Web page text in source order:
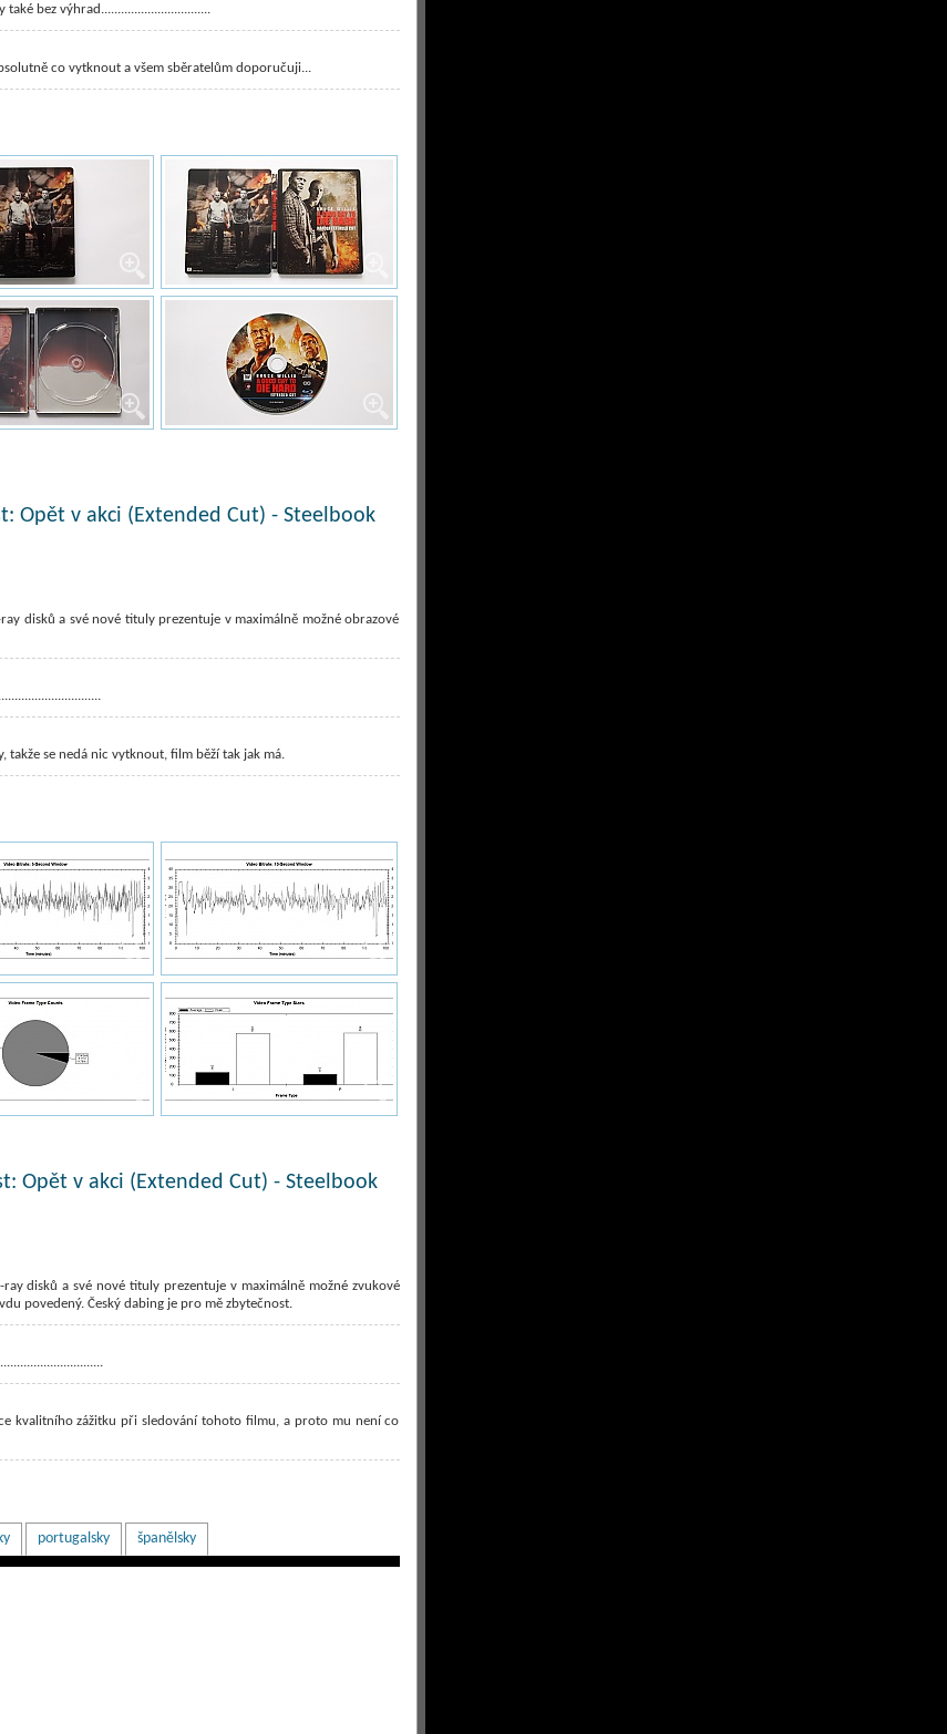
bez výhrad.................................
co vytknout a všem sběratelům doporučuji...
Opět v akci (Extended Cut) - Steelbook
disků a své nové tituly prezentuje v maximálně možné obrazové
takže se nedá nic vytknout, film běží tak jak má.
Opět v akci (Extended Cut) - Steelbook
disků a své nové tituly prezentuje v maximálně možné zvukové
povedený. Český dabing je pro mě zbytečnost.
kvalitního zážitku při sledování tohoto filmu, a proto mu není co
portugalsky španělsky